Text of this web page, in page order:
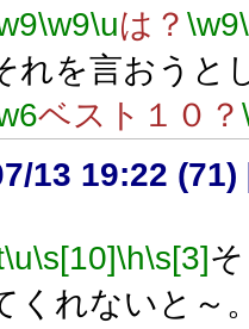
\w9\uは？ \w9
れを言おうと
ベスト１０？
13 19:22 (71)
\u\s[10]\h\s[3]
くれないと～